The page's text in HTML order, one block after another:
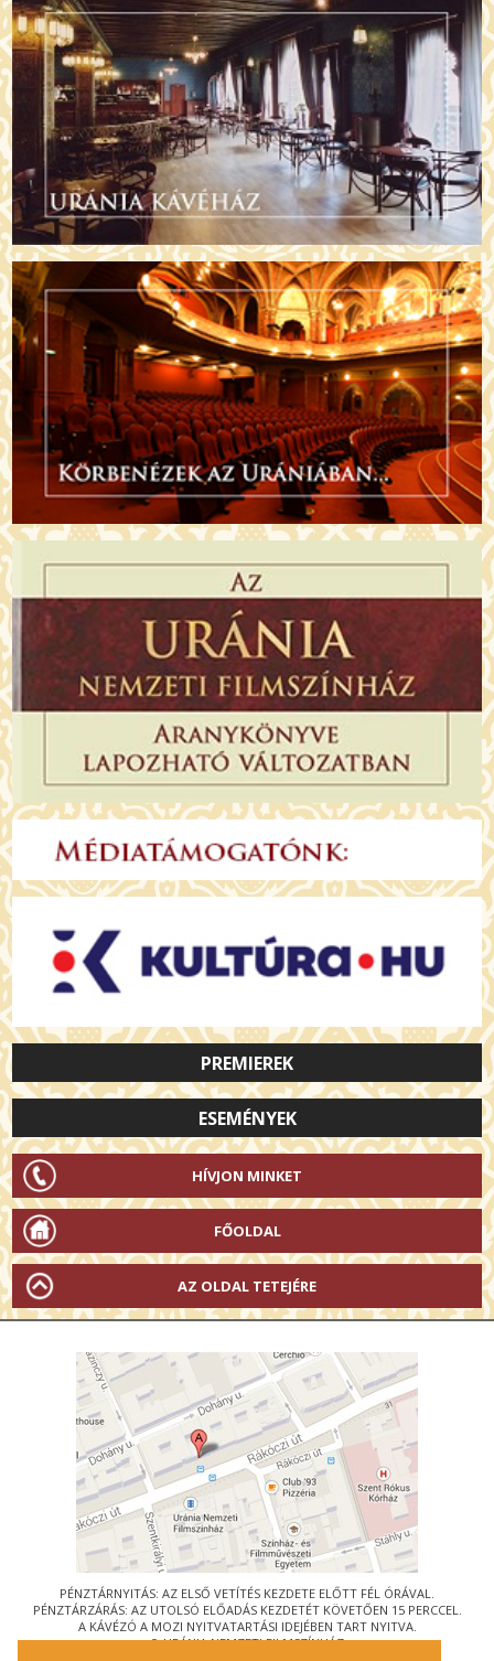
PREMIEREK
ESEMÉNYEK
HÍVJON MINKET
FŐOLDAL
AZ OLDAL TETEJÉRE
PÉNZTÁRNYITÁS: AZ ELSŐ VETÍTÉS KEZDETE ELŐTT FÉL ÓRÁVAL.
PÉNZTÁRZÁRÁS: AZ UTOLSÓ ELŐADÁS KEZDETÉT KÖVETŐEN 15 PERCCEL.
A KÁVÉZÓ A MOZI NYITVATARTÁSI IDEJÉBEN TART NYITVA.
© URÁNIA NEMZETI FILMSZÍNHÁZ